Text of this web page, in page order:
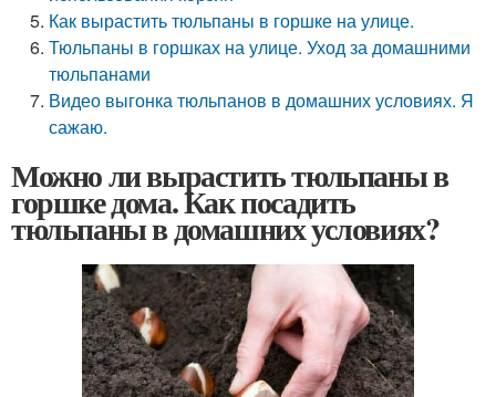
Как вырастить тюльпаны в горшке на улице.
Тюльпаны в горшках на улице. Уход за домашними
тюльпанами
Видео выгонка тюльпанов в домашних условиях. Я
сажаю.
Можно ли вырастить тюльпаны в
горшке дома. Как посадить
тюльпаны в домашних условиях?